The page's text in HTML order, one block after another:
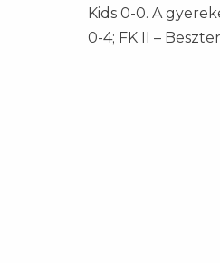
Kids 0-0. A
0-4; FK II –